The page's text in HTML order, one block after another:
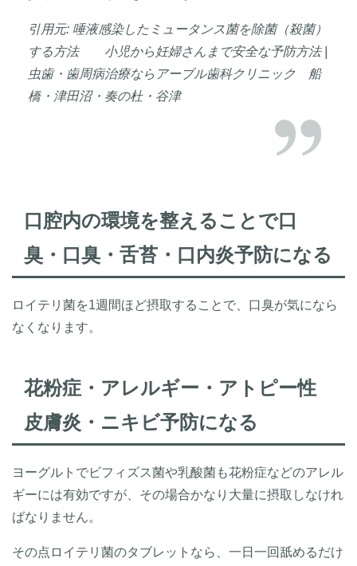
引用元: 唾液感染したミュータンス菌を除菌（殺菌）
する方法 小児から妊婦さんまで安全な予防方法 |
虫歯・歯周病治療ならアーブル歯科クリニック 船
橋・津田沼・奏の杜・谷津
口腔内の環境を整えることで口
臭・口臭・舌苔・口内炎予防になる
ロイテリ菌を1週間ほど摂取することで、口臭が気になら
なくなります。
花粉症・アレルギー・アトピー性
皮膚炎・ニキビ予防になる
ヨーグルトでビフィズス菌や乳酸菌も花粉症などのアレル
ギーには有効ですが、その場合かなり大量に摂取しなけれ
ばなりません。
その点ロイテリ菌のタブレットなら、一日一回舐めるだけ